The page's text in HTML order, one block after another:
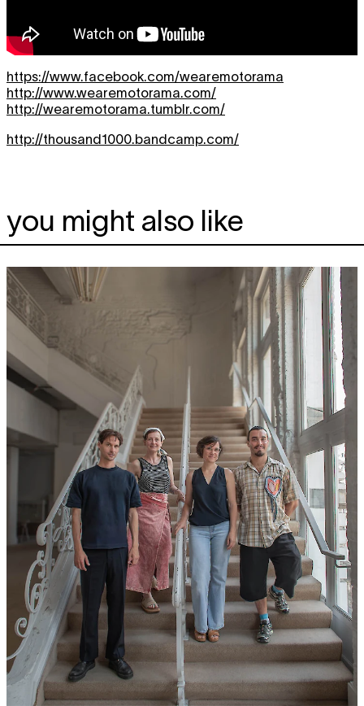
https://www.facebook.com/wearemotorama
http://www.wearemotorama.com/
http://wearemotorama.tumblr.com/
http://thousand1000.bandcamp.com/
you might also like